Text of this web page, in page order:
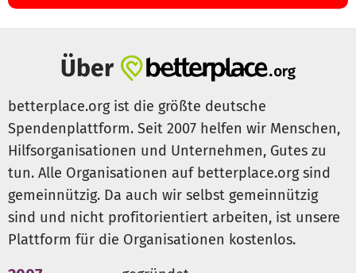
Über
betterplace.org ist die größte deutsche
Spendenplattform. Seit 2007 helfen wir Menschen,
Hilfsorganisationen und Unternehmen, Gutes zu
tun. Alle Organisationen auf betterplace.org sind
gemeinnützig. Da auch wir selbst gemeinnützig
sind und nicht profitorientiert arbeiten, ist unsere
Plattform für die Organisationen kostenlos.